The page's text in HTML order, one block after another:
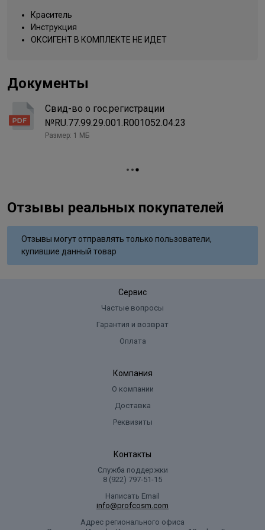
Название цвета
пепельный
Краситель
Инструкция
ОКСИГЕНТ В КОМПЛЕКТЕ НЕ ИДЕТ
Документы
Свид-во о гос.регистрации
№RU.77.99.29.001.R001052.04.23
Размер: 1 МБ
Отзывы реальных покупателей
Отзывы могут отправлять только пользователи,
купившие данный товар
Сервис
Частые вопросы
Гарантия и возврат
Оплата
Компания
О компании
Доставка
Реквизиты
Контакты
Служба поддержки
8 (922) 797‑51-15
Написать Email
info@profcosm.com
Адрес регионального офиса